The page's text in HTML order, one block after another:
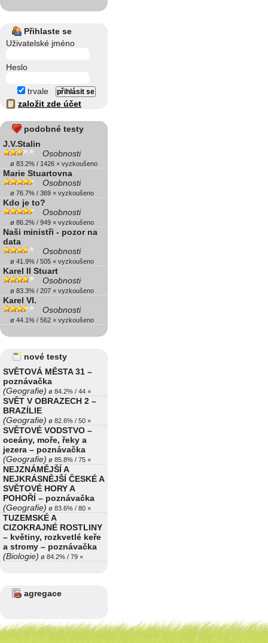
Přihlaste se
Uživatelské jméno
Heslo
trvale
založit zde účet
podobné testy
J.V.Stalin
Osobnosti
ø 83.2% / 1426 × vyzkoušeno
Marie Stuartovna
Osobnosti
ø 76.7% / 369 × vyzkoušeno
Kdo je to?
Osobnosti
ø 86.2% / 949 × vyzkoušeno
Naši ministři - pozor na
data
Osobnosti
ø 41.9% / 505 × vyzkoušeno
Karel II Stuart
Osobnosti
ø 83.3% / 207 × vyzkoušeno
Karel VI.
Osobnosti
ø 44.1% / 562 × vyzkoušeno
nové testy
SVĚTOVÁ MĚSTA 31 –
poznávačka
(Geografie) ø 84.2% / 44 ×
SVĚT V OBRAZECH 2 –
BRAZÍLIE
(Geografie) ø 82.6% / 50 ×
SVĚTOVÉ VODSTVO –
oceány, moře, řeky a
jezera – poznávačka
(Geografie) ø 85.8% / 75 ×
NEJZNÁMĚJŠÍ A
NEJKRÁSNĚJŠÍ ČESKÉ A
SVĚTOVÉ HORY A
POHOŘÍ – poznávačka
(Geografie) ø 83.6% / 80 ×
TUZEMSKÉ A
CIZOKRAJNÉ ROSTLINY
– květiny, rozkvetlé keře
a stromy – poznávačka
(Biologie) ø 84.2% / 79 ×
agregace